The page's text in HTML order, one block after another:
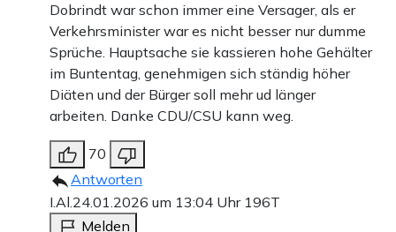
Dobrindt war schon immer eine Versager, als er
Verkehrsminister war es nicht besser nur dumme
Sprüche. Hauptsache sie kassieren hohe Gehälter
im Buntentag, genehmigen sich ständig höher
Diäten und der Bürger soll mehr ud länger
arbeiten. Danke CDU/CSU kann weg.
70
Antworten
I.Al.24.01.2026 um 13:04 Uhr 196T
Melden